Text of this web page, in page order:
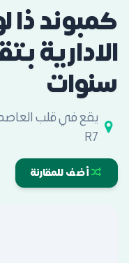
كمبوند ذا
سنوات
يقع في قلب
R7
أضف للمقارنة